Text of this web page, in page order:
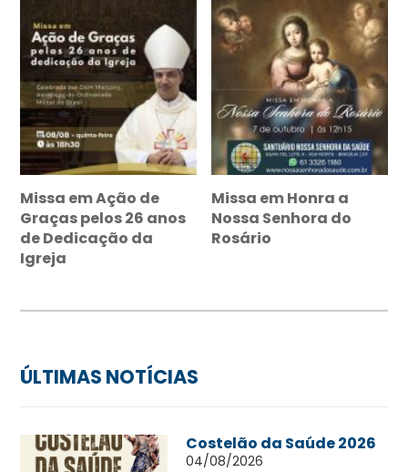
Missa em Ação de
Graças pelos 26 anos
de Dedicação da
Igreja
Missa em Honra a
Nossa Senhora do
Rosário
ÚLTIMAS NOTÍCIAS
Costelão da Saúde 2026
04/08/2026